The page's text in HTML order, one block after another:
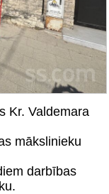
Kr. Valdemara
mākslinieku
darbības